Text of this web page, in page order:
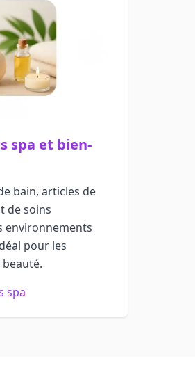
spa et bien-
bain, articles de
de soins
environnements
pour les
spa